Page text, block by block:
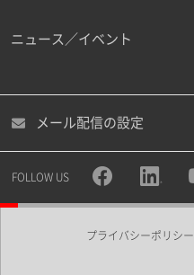
ニュース／イベント
メール配信の設定
FOLLOW US
プライバシーポリシー